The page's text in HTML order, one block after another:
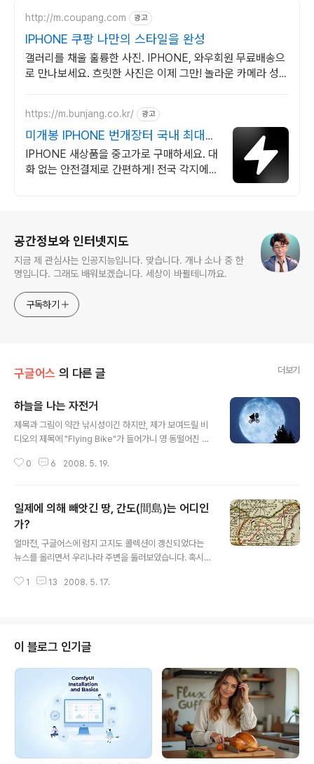
http://m.coupang.com 광고
IPHONE 쿠팡 나만의 스타일을 완성
갤러리를 채울 훌륭한 사진. IPHONE, 와우회원 무료배송으
로 만나보세요. 흐릿한 사진은 이제 그만! 놀라운 카메라 성능
https://m.bunjang.co.kr/ 광고
미개봉 IPHONE 번개장터 국내 최대
브랜드 중고거래
IPHONE 새상품을 중고가로 구매하세요. 대
화 없는 안전결제로 간편하게! 전국 각지에서
공간정보와 인터넷지도
지금 제 관심사는 인공지능입니다. 맞습니다. 개나 소나 중 한
명입니다. 그래도 배워보겠습니다. 세상이 바뀔테니까요.
구독하기
구글어스 의 다른 글 더보기
하늘을 나는 자전거
제목과 그림이 약간 낚시성이긴 하지만, 제가 보여드릴 비
디오의 제목에 "Flying Bike"가 들어가니 영 동떨어진 제
제목을 붙일까 생각도 했습니다. 그 이유는 일단 아래에 있
하는 것입니다. 페달을 밟으면 가속을 하고, 핸들로 방향을
조정하구요. 비디오를 보셨으면, 제가 왜 구글어스를 이용
한 헬스장비라고 제목을 붙이고 싶었는지 느끼셨을 겁니
다. 저는 개인적으로 정말 운동을 싫어해서, 헬스클럽에 등
록해두고 3개월 이상 다녀본 적이 없습니다. 특히 헬스클
럽에 가면 왜 그렇게 지겨운지... 그중에서 제일 지겨웠던게
0 6 2008. 5. 19.
일제에 의해 빼앗긴 땅, 간도(間島)는 어디인
가?
얼마전, 구글어스에 럼지 고지도 콜렉션이 갱신되었다는
뉴스를 올리면서 우리나라 주변을 둘러보았습니다. 혹시나
동해가 표기된 4개의 지도 중에서 유감스럽게도 단 1개만
전혀 다른 경계를 보게 되었습니다. 아래가 그 지도들 입니
다. 아래지도는 Asia_1787이라고 표기된 지도입니다. 노
란 선은 현재의 국경이고, 빨간선으로 표시한 것은 지도상
에 압록강 및 두만강으로 보이는 선을 표시한 것입니다. 보
시는 것처럼, 우리나라 경계가 압록강-두만강이 아니고, 훨
씬 더 북쪽으로 표기되어..
1 13 2008. 5. 17.
이 블로그 인기글